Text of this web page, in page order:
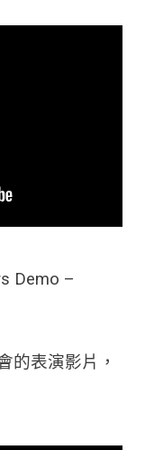
Demo –
的表演影片，